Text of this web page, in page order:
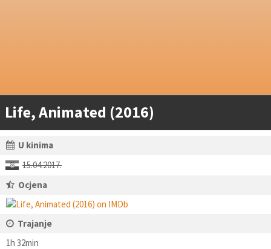
Life, Animated (2016)
U kinima
15.04.2017.
Ocjena
Trajanje
1h 32min